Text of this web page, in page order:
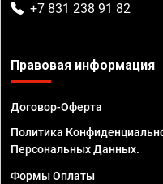
+7 831 238 91 82
Правовая информация
Договор-Оферта
Политика
Персональных Данных.
Формы Оплаты